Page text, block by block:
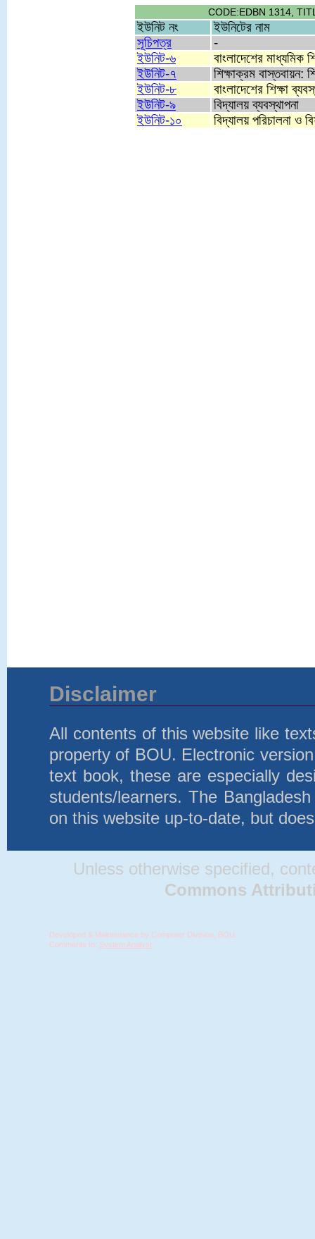
CODE:EDBN 1314, TITLE:
ইউনিট নং
ইউনিটের নাম
সূচিপত্র
-
ইউনিট-৬
বাংলাদেশের মাধ্যমিক
ইউনিট-৭
শিক্ষাক্রম বাস্তবায়ন:
ইউনিট-৮
বাংলাদেশের শিক্ষা
ইউনিট-৯
বিদ্যালয় ব্যবস্থাপনা
ইউনিট-১০
বিদ্যালয় পরিচালনা ও
Disclaimer
All contents of this website like
property of BOU. Electronic
text book, these are especially
students/learners. The
on this website up-to-date, but
Unless otherwise specified,
Commons
Developed & Maintenance by Computer Division, BOU.
Comments to: System Analyst